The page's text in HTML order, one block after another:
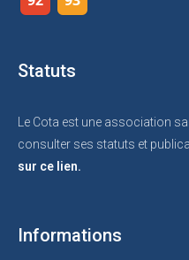
Statuts
Le Cota est une association
consulter ses statuts et
sur ce lien.
Informations